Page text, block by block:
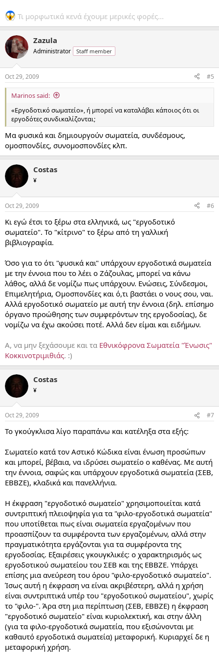
Τι μορφωτικά κενά έχουμε μερικές φορές...
Zazula
Administrator Staff member
Oct 29, 2009 #5
Marinos said:
«Εργοδοτικό σωματείο», ή μπορεί να καταλάβει κάποιος ότι οι
εργοδότες συνδικαλίζονται;
Μα φυσικά και δημιουργούν σωματεία, συνδέσμους,
ομοσπονδίες, συνομοσπονδίες κλπ.
Costas
¥
Oct 29, 2009 #6
Κι εγώ έτσι το ξέρω στα ελληνικά, ως "εργοδοτικό
σωματείο". Το "κίτρινο" το ξέρω από τη γαλλική
βιβλιογραφία.
Όσο για το ότι "φυσικά και" υπάρχουν εργοδοτικά σωματεία
με την έννοια που το λέει ο Ζάζουλας, μπορεί να κάνω
λάθος, αλλά δε νομίζω πως υπάρχουν. Ενώσεις, Σύνδεσμοι,
Επιμελητήρια, Ομοσπονδίες και ό,τι βαστάει ο νους σου, ναι.
Αλλά εργοδοτικό σωματείο με αυτή την έννοια (δηλ. επίσημο
όργανο προώθησης των συμφερόντων της εργοδοσίας), δε
νομίζω να έχω ακούσει ποτέ. Αλλά δεν είμαι και ειδήμων.
Α, να μην ξεχάσουμε και τα Εθνικόφρονα Σωματεία "Ένωσις"
Κοκκινοτριμιθιάς. :)
Costas
¥
Oct 29, 2009 #7
Το γκούγκλισα λίγο παραπάνω και κατέληξα στα εξής:
Σωματείο κατά τον Αστικό Κώδικα είναι ένωση προσώπων
και μπορεί, βέβαια, να ιδρύσει σωματείο ο καθένας. Με αυτή
την έννοια, σαφώς και υπάρχουν εργοδοτικά σωματεία (ΣΕΒ,
ΕΒΒΖΕ), κλαδικά και πανελλήνια.
Η έκφραση "εργοδοτικό σωματείο" χρησιμοποιείται κατά
συντριπτική πλειοψηφία για τα "φιλο-εργοδοτικά σωματεία"
που υποτίθεται πως είναι σωματεία εργαζομένων που
προασπίζουν τα συμφέροντα των εργαζομένων, αλλά στην
πραγματικότητα εργάζονται για τα συμφέροντα της
εργοδοσίας. Εξαιρέσεις γκουγκλικές: ο χαρακτηρισμός ως
εργοδοτικού σωματείου του ΣΕΒ και της ΕΒΒΖΕ. Υπάρχει
επίσης μια ανεύρεση του όρου "φιλο-εργοδοτικό σωματείο".
Ίσως αυτή η έκφραση να είναι ακριβέστερη, αλλά η χρήση
είναι συντριπτικά υπέρ του "εργοδοτικού σωματείου", χωρίς
το "φιλο-". Άρα στη μια περίπτωση (ΣΕΒ, ΕΒΒΖΕ) η έκφραση
"εργοδοτικό σωματείο" είναι κυριολεκτική, και στην άλλη
(για τα φιλο-εργοδοτικά σωματεία, που εξισώνονται με
καθαυτό εργοδοτικά σωματεία) μεταφορική. Κυριαρχεί δε η
μεταφορική χρήση.